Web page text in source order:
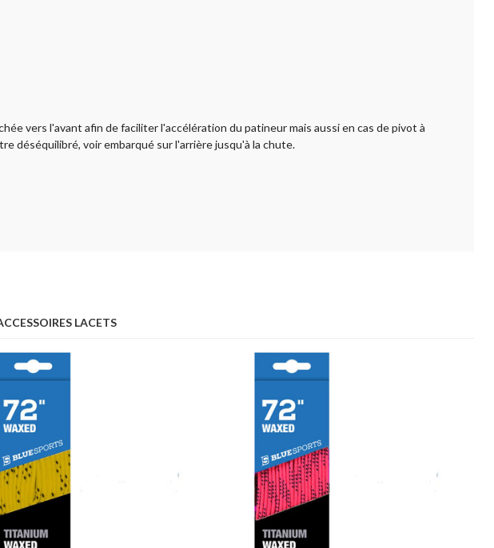
vers l'avant afin de faciliter l'accélération du patineur mais aussi en cas de pivot à
déséquilibré, voir embarqué sur l'arrière jusqu'à la chute.
LACETS